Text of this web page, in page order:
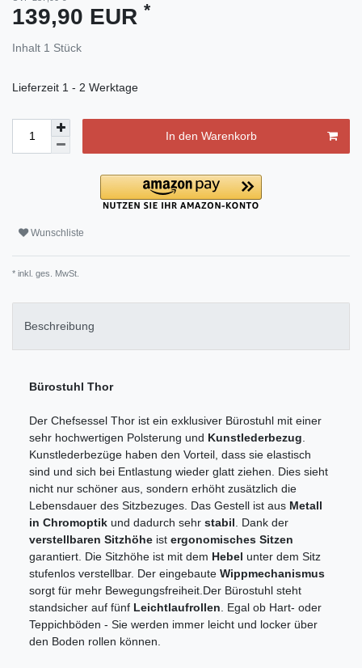
139,90 EUR *
Inhalt 1 Stück
Lieferzeit 1 - 2 Werktage
In den Warenkorb
Wunschliste
* inkl. ges. MwSt.
Beschreibung
Bürostuhl Thor
Der Chefsessel Thor ist ein exklusiver Bürostuhl mit einer
sehr hochwertigen Polsterung und Kunstlederbezug.
Kunstlederbezüge haben den Vorteil, dass sie elastisch
sind und sich bei Entlastung wieder glatt ziehen. Dies sieht
nicht nur schöner aus, sondern erhöht zusätzlich die
Lebensdauer des Sitzbezuges. Das Gestell ist aus Metall
in Chromoptik und dadurch sehr stabil. Dank der
verstellbaren Sitzhöhe ist ergonomisches Sitzen
garantiert. Die Sitzhöhe ist mit dem Hebel unter dem Sitz
stufenlos verstellbar. Der eingebaute Wippmechanismus
sorgt für mehr Bewegungsfreiheit.Der Bürostuhl steht
standsicher auf fünf Leichtlaufrollen. Egal ob Hart- oder
Teppichböden - Sie werden immer leicht und locker über
den Boden rollen können.